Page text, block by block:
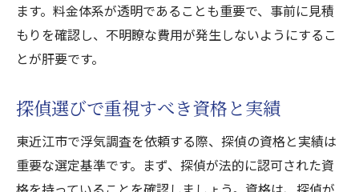
東近江市での探偵選びで重視すべき要素
専門性の高い探偵事務所の選定方法
浮気調査の成功に貢献する探偵の特徴
信頼できる探偵事務所の探し方
浮気調査成功への継続的なサポート
心の平穏を求めて東近江市での浮気調査探偵活
用法
ます。料金体系が透明であることも重要で、事前に見積
もりを確認し、不明瞭な費用が発生しないようにするこ
とが肝要です。
探偵選びで重視すべき資格と実績
東近江市で浮気調査を依頼する際、探偵の資格と実績は
重要な選定基準です。まず、探偵が法的に認可された資